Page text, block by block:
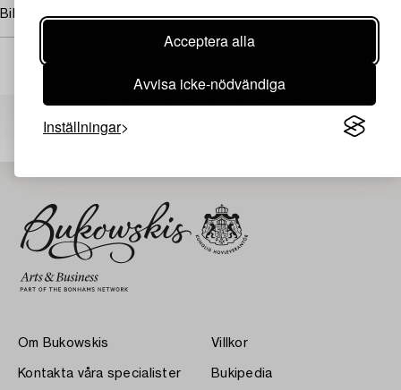
Acceptera alla
Avvisa icke-nödvändiga
Inställningar
Bildrättigheter
Andra har även tittat på
Om Bukowskis
Kontakta våra specialister
Villkor
Bukipedia